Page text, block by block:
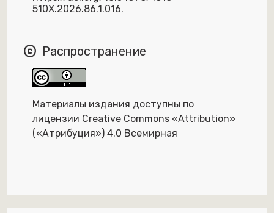
510X.2026.86.1.016.
copyright Распространение
Материалы издания доступны по
лицензии Creative Commons «Attribution»
(«Атрибуция») 4.0 Всемирная